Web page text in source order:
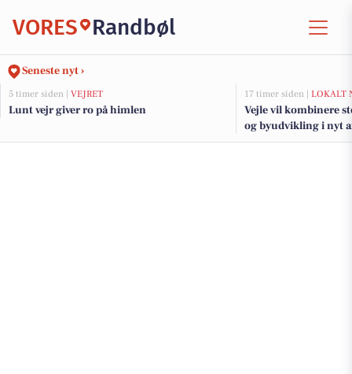
VORES Randbøl
Seneste nyt ›
5 timer siden | VEJRET
Lunt vejr giver ro på himlen
17 timer siden | LOKALT
Vejle vil kombinere
og byudvikling i nyt
fjorden